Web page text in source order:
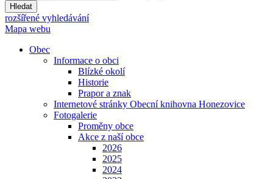
Hledat
rozšířené vyhledávání
Mapa webu
Obec
Informace o obci
Blízké okolí
Historie
Prapor a znak
Internetové stránky Obecní knihovna Honezovice
Fotogalerie
Proměny obce
Akce z naší obce
2026
2025
2024